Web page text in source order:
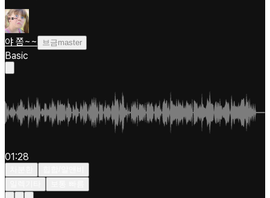
야 쫌~~ 브금master
Basic
01:28